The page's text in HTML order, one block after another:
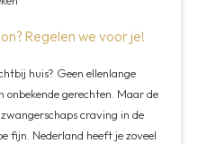
Regelen we voor je!
huis? Geen ellenlange
gerechten. Maar de
craving in de
fijn. Nederland heeft je zoveel